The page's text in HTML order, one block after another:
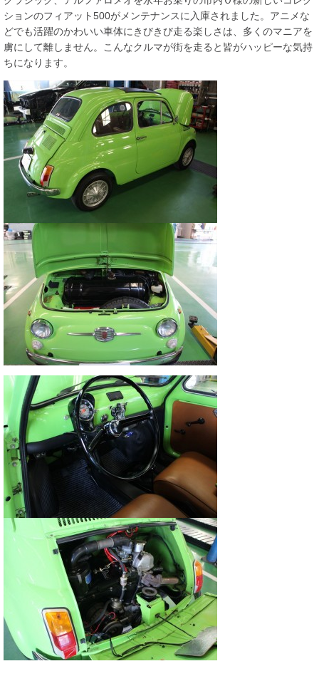
ションのフィアット500がメンテナンスに入庫されました。アニメな
どでも活躍のかわいい車体にきびきび走る楽しさは、多くのマニアを
虜にして離しません。こんなクルマが街を走ると皆がハッピーな気持
ちになります。